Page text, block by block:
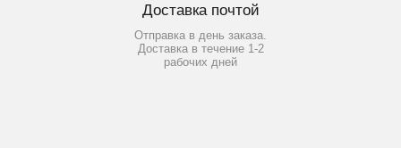
Доставка почтой
Отправка в день заказа.
Доставка в течение 1-2
рабочих дней